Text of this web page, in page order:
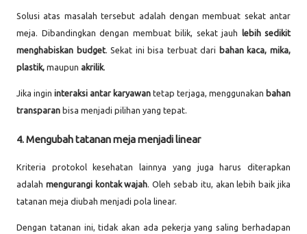
Solusi atas masalah tersebut adalah dengan membuat sekat antar
meja. Dibandingkan dengan membuat bilik, sekat jauh
lebih sedikit
menghabiskan budget. Sekat ini bisa terbuat dari bahan kaca, mika,
plastik, maupun akrilik.
Jika ingin interaksi antar karyawan tetap terjaga, menggunakan bahan
transparan bisa menjadi pilihan yang tepat.
4. Mengubah tatanan meja menjadi linear
Kriteria protokol kesehatan lainnya yang juga harus diterapkan
adalah mengurangi kontak wajah. Oleh sebab itu, akan lebih baik jika
tatanan meja diubah menjadi pola linear.
Dengan tatanan ini, tidak akan ada pekerja yang saling berhadapan